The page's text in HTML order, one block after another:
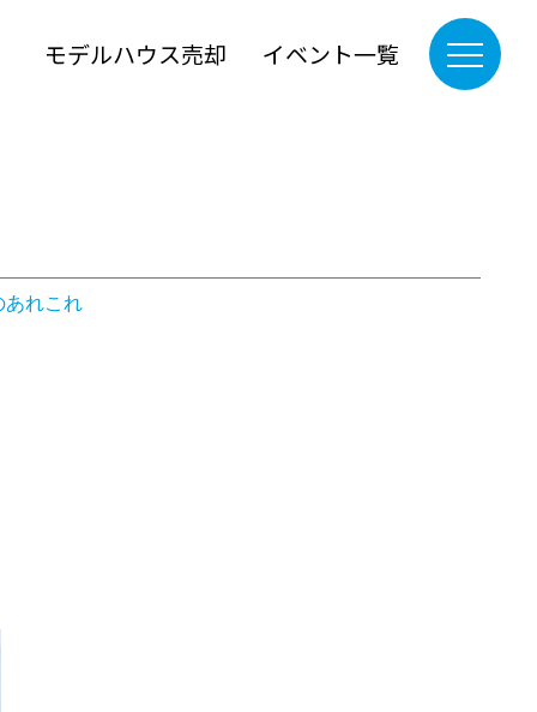
モデルハウス売却 イベント一覧
あれこれ